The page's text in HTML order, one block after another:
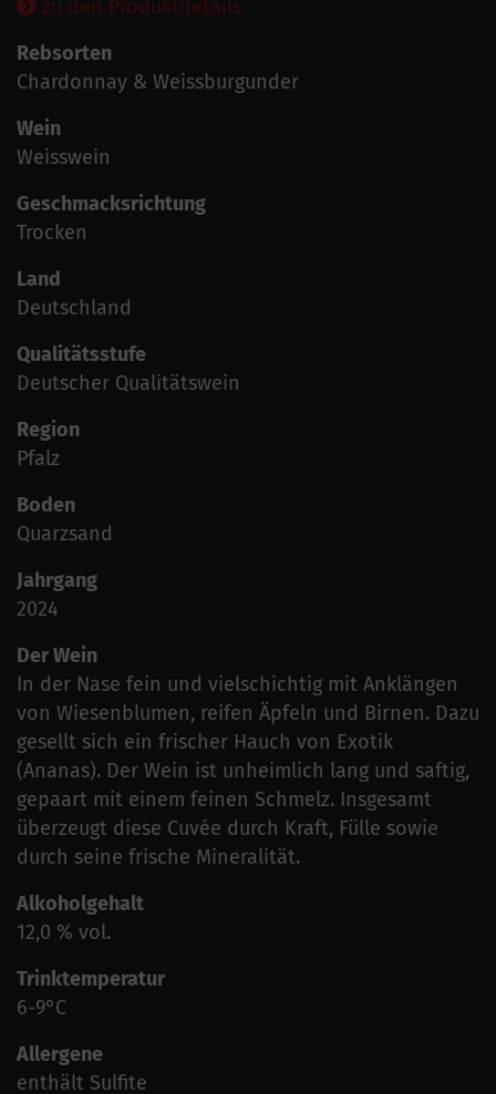
zu den Produktdetails
Rebsorten
Chardonnay & Weissburgunder
Wein
Weisswein
Geschmacksrichtung
Trocken
Land
Deutschland
Qualitätsstufe
Deutscher Qualitätswein
Region
Pfalz
Boden
Quarzsand
Jahrgang
2024
Der Wein
In der Nase fein und vielschichtig mit Anklängen
von Wiesenblumen, reifen Äpfeln und Birnen. Dazu
gesellt sich ein frischer Hauch von Exotik
(Ananas). Der Wein ist unheimlich lang und saftig,
gepaart mit einem feinen Schmelz. Insgesamt
überzeugt diese Cuvée durch Kraft, Fülle sowie
durch seine frische Mineralität.
Alkoholgehalt
12,0 % vol.
Trinktemperatur
6-9°C
Allergene
enthält Sulfite